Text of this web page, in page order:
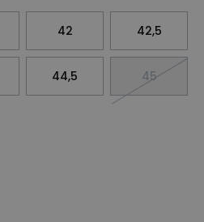
42 42,5
44,5 45